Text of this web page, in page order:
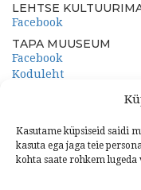
Kasutame küpsiseid saidi
kasuta ega jaga teie
kohta saate rohkem
LEHTSE
Facebook
TAPA MUUSEUM
Facebook
Koduleht
PORKUNI
Koduleht